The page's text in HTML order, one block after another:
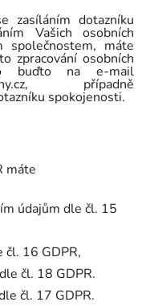
zasíláním dotazníku
Vašich osobních
společnostem, máte
zpracování osobních
buďto na e-mail
případně
spokojenosti.
máte
údajům dle čl. 15
čl. 16 GDPR,
čl. 18 GDPR.
čl. 17 GDPR.